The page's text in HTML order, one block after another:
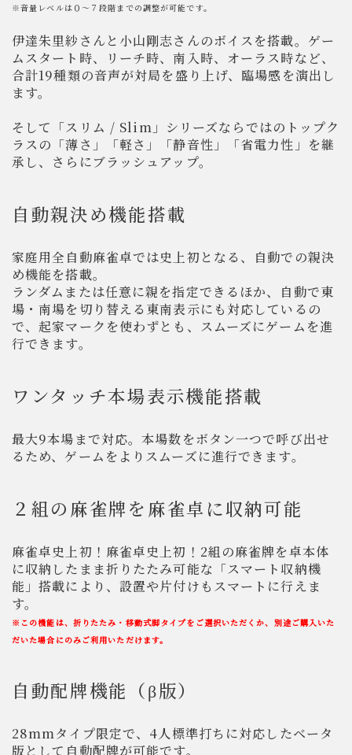
※音量レベルは０〜７段階までの調整が可能です。
伊達朱里紗さんと小山剛志さんのボイスを搭載。ゲー
ムスタート時、リーチ時、南入時、オーラス時など、
合計19種類の音声が対局を盛り上げ、臨場感を演出し
ます。
そして「スリム / Slim」シリーズならではのトップク
ラスの「薄さ」「軽さ」「静音性」「省電力性」を継
承し、さらにブラッシュアップ。
自動親決め機能搭載
家庭用全自動麻雀卓では史上初となる、自動での親決
め機能を搭載。
ランダムまたは任意に親を指定できるほか、自動で東
場・南場を切り替える東南表示にも対応しているの
で、起家マークを使わずとも、スムーズにゲームを進
行できます。
ワンタッチ本場表示機能搭載
最大9本場まで対応。本場数をボタン一つで呼び出せ
るため、ゲームをよりスムーズに進行できます。
２組の麻雀牌を麻雀卓に収納可能
麻雀卓史上初！麻雀卓史上初！2組の麻雀牌を卓本体
に収納したまま折りたたみ可能な「スマート収納機
能」搭載により、設置や片付けもスマートに行えま
す。
※この機能は、折りたたみ・移動式脚タイプをご選択いただくか、別途ご購入いた
だいた場合にのみご利用いただけます。
自動配牌機能（β版）
28mmタイプ限定で、4人標準打ちに対応したベータ
版として自動配牌が可能です。